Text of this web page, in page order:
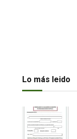
Lo más leido